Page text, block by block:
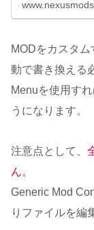
MODをカスタ
動で書き換える
Menuを使用す
うになります。
注意点として、
ん。
Generic Mod
りファイルを編